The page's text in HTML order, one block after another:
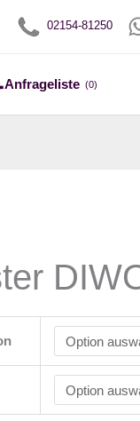
02154-81250
Anfrageliste (0)